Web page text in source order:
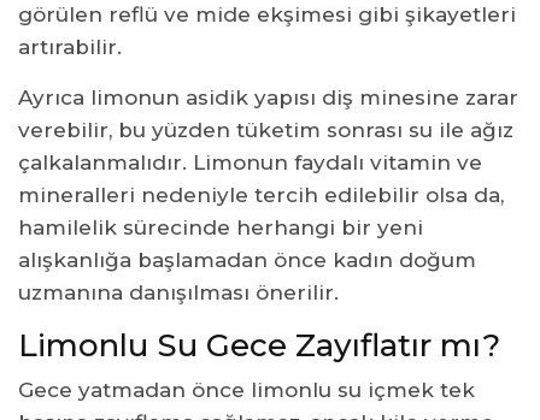
görülen reflü ve mide ekşimesi gibi şikayetleri
artırabilir.
Ayrıca limonun asidik yapısı diş minesine zarar
verebilir, bu yüzden tüketim sonrası su ile ağız
çalkalanmalıdır. Limonun faydalı vitamin ve
mineralleri nedeniyle tercih edilebilir olsa da,
hamilelik sürecinde herhangi bir yeni
alışkanlığa başlamadan önce kadın doğum
uzmanına danışılması önerilir.
Limonlu Su Gece Zayıflatır mı?
Gece yatmadan önce limonlu su içmek tek